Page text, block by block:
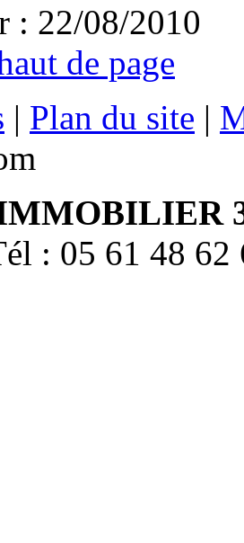
: 22/08/2010
de page
| Plan du site |
: 05 61 48 62